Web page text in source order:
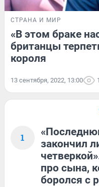
СТРАНА И МИР
«В этом браке
британцы
короля
13 сентября, 2022, 13:00
1
закончил
про сына,
боролся с